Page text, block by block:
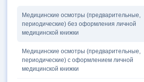
Медицинские осмотры (предварительные,
периодические) без оформления личной
медицинской книжки
Медицинские осмотры (предварительные,
периодические) с оформлением личной
медицинской книжки